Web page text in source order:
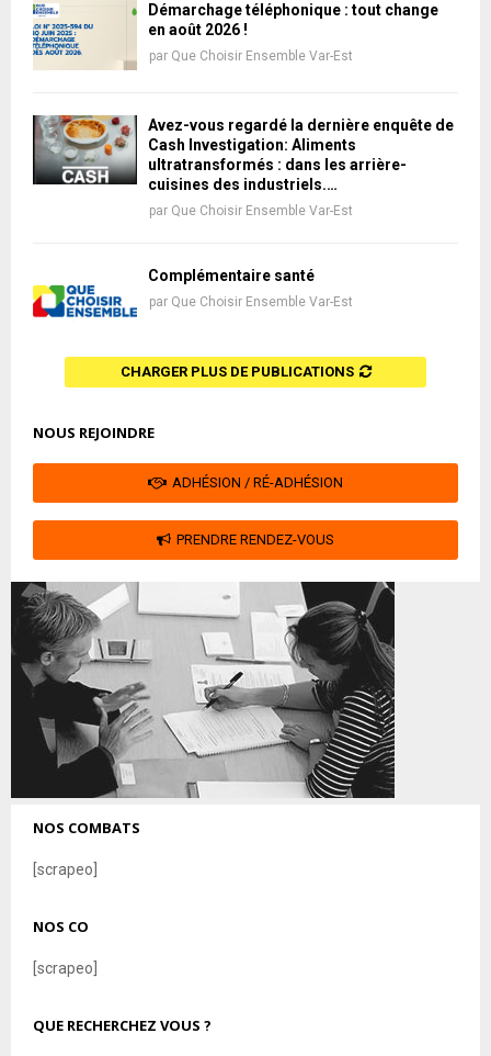
Démarchage téléphonique : tout change
en août 2026 !
par Que Choisir Ensemble Var-Est
Avez-vous regardé la dernière enquête de
Cash Investigation: Aliments
ultratransformés : dans les arrière-
cuisines des industriels.…
par Que Choisir Ensemble Var-Est
Complémentaire santé
par Que Choisir Ensemble Var-Est
CHARGER PLUS DE PUBLICATIONS
NOUS REJOINDRE
ADHÉSION / RÉ-ADHÉSION
PRENDRE RENDEZ-VOUS
NOS COMBATS
[scrapeo]
NOS CO
[scrapeo]
QUE RECHERCHEZ VOUS ?